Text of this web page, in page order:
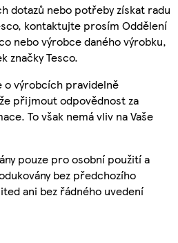
dotazů nebo potřeby získat radu
kontaktujte prosím Oddělení
nebo výrobce daného výrobku,
značky Tesco.
o výrobcích pravidelně
přijmout odpovědnost za
To však nemá vliv na Vaše
pouze pro osobní použití a
bez předchozího
ani bez řádného uvedení